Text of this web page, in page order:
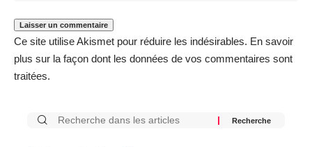
Ce site utilise Akismet pour réduire les indésirables. En savoir
plus sur la façon dont les données de vos commentaires sont
traitées.